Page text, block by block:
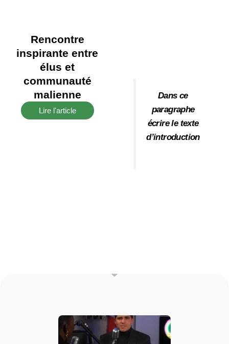
Rencontre
inspirante entre
élus et
communauté
malienne
Lire l'article
Dans ce
paragraphe
écrire le texte
d’introduction